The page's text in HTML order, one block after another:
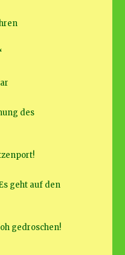
des
geht auf den
gedroschen!